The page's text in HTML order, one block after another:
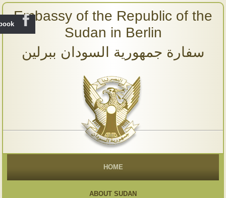
Embassy of the Republic of the
Sudan in Berlin
سفارة جمهورية السودان ببرلين
HOME
ABOUT SUDAN